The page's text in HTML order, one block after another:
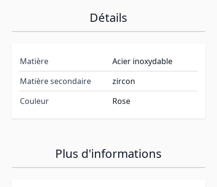
Détails
Matière
Acier inoxydable
Matière secondaire
zircon
Couleur
Rose
Plus d'informations